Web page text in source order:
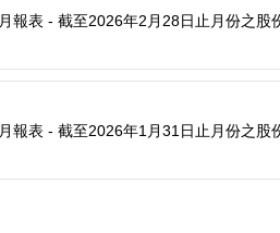
月報表 - 截至2026年2月28日止月份之股
月報表 - 截至2026年1月31日止月份之股